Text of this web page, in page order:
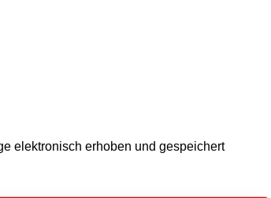
elektronisch erhoben und gespeichert